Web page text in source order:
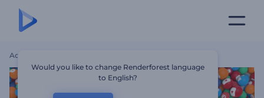
Accueil
Would you like to change Renderforest language
to English?